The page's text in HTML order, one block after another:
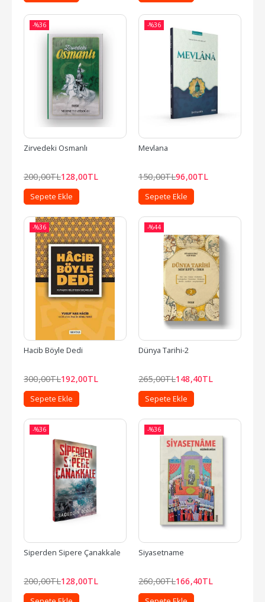
-%36
Zirvedeki Osmanlı
200,00TL128,00TL
Sepete Ekle
-%36
Mevlana
150,00TL96,00TL
Sepete Ekle
-%36
Hacib Böyle Dedi
300,00TL192,00TL
Sepete Ekle
-%44
Dünya Tarihi-2
265,00TL148,40TL
Sepete Ekle
-%36
Siperden Sipere Çanakkale
200,00TL128,00TL
-%36
Siyasetname
260,00TL166,40TL